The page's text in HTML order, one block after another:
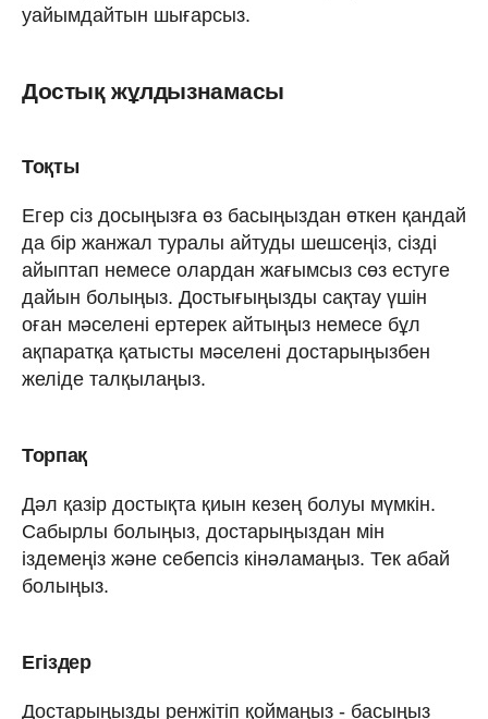
уайымдайтын шығарсыз.
Достық жұлдызнамасы
Тоқты
Егер сіз досыңызға өз басыңыздан өткен қандай
да бір жанжал туралы айтуды шешсеңіз, cізді
айыптап немесе олардан жағымсыз сөз естуге
дайын болыңыз. Достығыңызды сақтау үшін
оған мәселені ертерек айтыңыз немесе бұл
ақпаратқа қатысты мәселені достарыңызбен
желіде талқылаңыз.
Торпақ
Дәл қазір достықта қиын кезең болуы мүмкін.
Сабырлы болыңыз, достарыңыздан мін
іздемеңіз және себепсіз кінәламаңыз. Тек абай
болыңыз.
Егіздер
Достарыңызды ренжітіп қоймаңыз - басыңыз